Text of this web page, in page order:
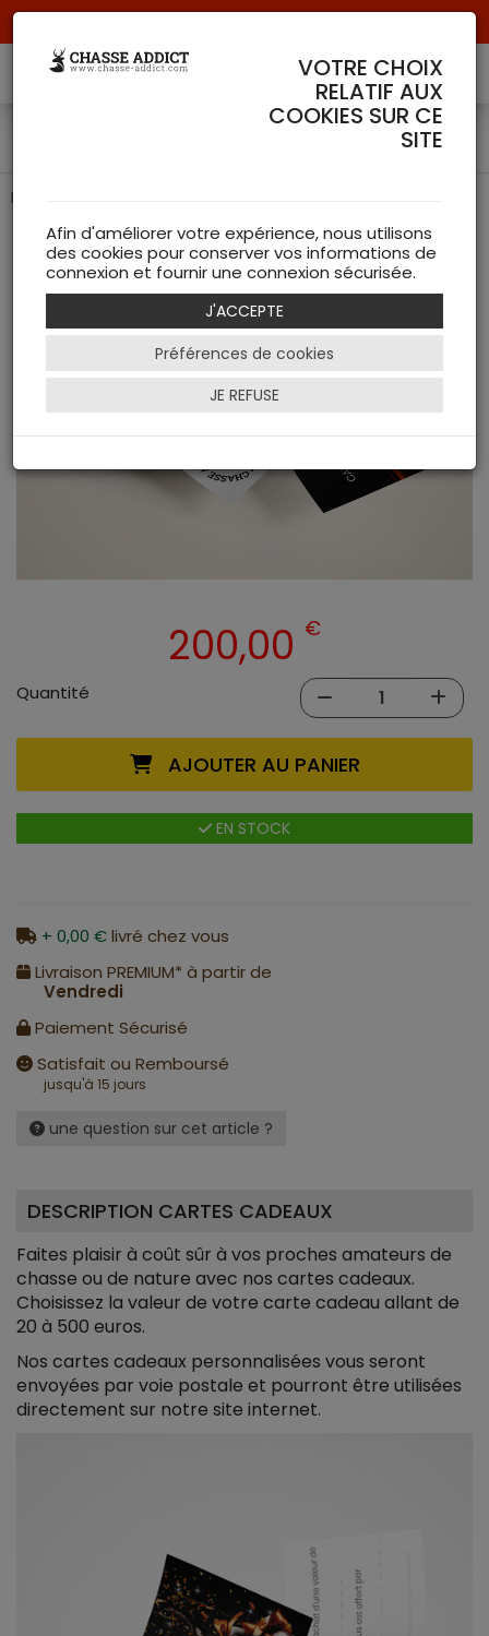
Faites vous plaisir
200,00 €
Quantité
AJOUTER AU PANIER
EN STOCK
+ 0,00 €livré chez vous
Livraison PREMIUM* à partir de
Vendredi
Paiement Sécurisé
Satisfait ou Remboursé
jusqu'à 15 jours
une question sur cet article ?
DESCRIPTION CARTES CADEAUX
Faites plaisir à coût sûr à vos proches amateurs de
chasse ou de nature avec nos cartes cadeaux.
Choisissez la valeur de votre carte cadeau allant de
20 à 500 euros.
Nos cartes cadeaux personnalisées vous seront
envoyées par voie postale et pourront être utilisées
directement sur notre site internet.
VOTRE CHOIX
RELATIF AUX
COOKIES SUR CE
SITE
Afin d'améliorer votre expérience, nous utilisons
des cookies pour conserver vos informations de
connexion et fournir une connexion sécurisée.
J'ACCEPTE
Préférences de cookies
JE REFUSE